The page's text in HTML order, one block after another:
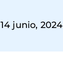
junio, 2024